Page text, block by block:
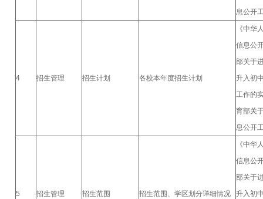
息公开
4 招生管理 招生计划 各校本年度招生计划
《中华
信息公
部关于
升入初
工作的
育部关
息公开
5 招生管理 招生范围 招生范围、学区划分详细情况
《中华
信息公
部关于
升入初